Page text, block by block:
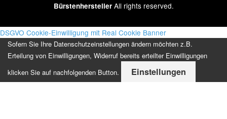
BürstenherstellerAll rights reserved.
DSGVO Cookie-Einwilligung mit Real Cookie Banner
Sofern Sie Ihre Datenschutzeinstellungen ändern möchten z.B.
Erteilung von Einwilligungen, Widerruf bereits erteilter Einwilligungen
klicken Sie auf nachfolgenden Button.
Einstellungen